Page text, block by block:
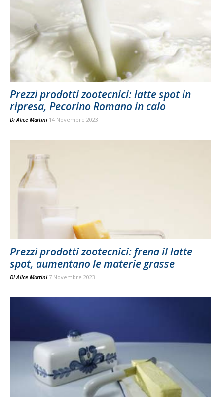
Prezzi prodotti zootecnici: latte spot in
ripresa, Pecorino Romano in calo
Di Alice Martini 14 Novembre 2023
Prezzi prodotti zootecnici: frena il latte
spot, aumentano le materie grasse
DiAlice Martini 7 Novembre 2023